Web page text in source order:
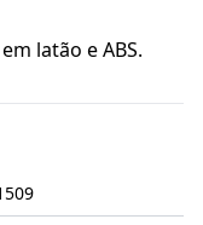
latão e ABS.